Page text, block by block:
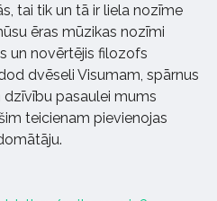
tai tik un tā ir liela nozīme
ēras mūzikas nozīmi
un novērtējis filozofs
dvēseli Visumam, spārnus
pasaulei mums
teicienam pievienojas